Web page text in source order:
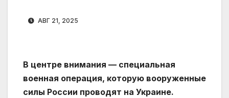
АВГ 21, 2025
В центре внимания — специальная
военная операция, которую вооруженные
силы России проводят на Украине.